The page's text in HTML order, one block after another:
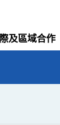
及區域合作